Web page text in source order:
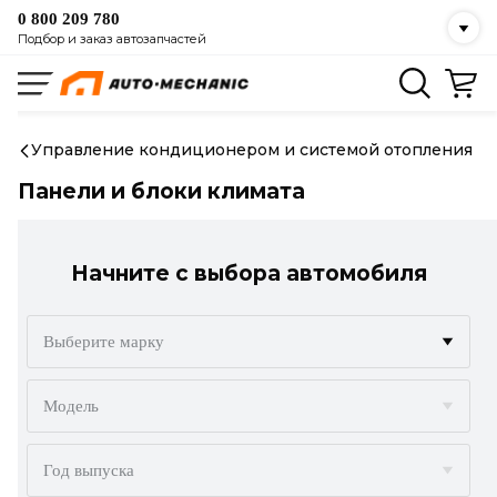
0 800 209 780
Подбор и заказ автозапчастей
Управление кондиционером и системой отопления
Панели и блоки климата
Начните с выбора автомобиля
Выберите марку
ALFA ROMEO
AUDI
Модель
Год выпуска